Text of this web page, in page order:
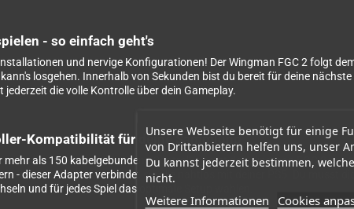
Unsere Webseite benötigt für einige
von Drittanbietern helfen uns, unser
Du kannst jederzeit bestimmen,
nicht.
Weitere Informationen Cookies
- so einfach geht's
und nervige Konfigurationen! Der Wingman FGC 2 folgt
losgehen. Innerhalb von Sekunden bist du bereit für deine
jederzeit die volle Kontrolle über dein Gameplay.
Kompatibilität für deine Sammlung
als 150 kabelgebundene Controller setzt der Wingman FGC 2
- dieser Adapter verbindet sie alle nahtlos mit deiner PS5. Du musst
und für jedes Spiel das optimale Setup wählen.